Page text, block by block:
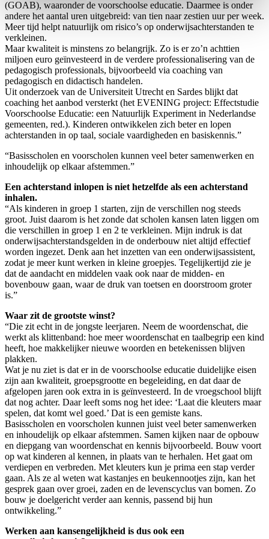
(GOAB), waaronder de voorschoolse educatie. Daarmee is onder
andere het aantal uren uitgebreid: van tien naar zestien uur per week.
Meer tijd helpt natuurlijk om risico’s op onderwijsachterstanden te
verkleinen.
Maar kwaliteit is minstens zo belangrijk. Zo is er zo’n achttien
miljoen euro geïnvesteerd in de verdere professionalisering van de
pedagogisch professionals, bijvoorbeeld via coaching van
pedagogisch en didactisch handelen.
Uit onderzoek van de Universiteit Utrecht en Sardes blijkt dat
coaching het aanbod versterkt (het EVENING project: Effectstudie
Voorschoolse Educatie: een Natuurlijk Experiment in Nederlandse
gemeenten, red.). Kinderen ontwikkelen zich beter en lopen
achterstanden in op taal, sociale vaardigheden en basiskennis.”
“Basisscholen en voorscholen kunnen veel beter samenwerken en
inhoudelijk op elkaar afstemmen.”
Een achterstand inlopen is niet hetzelfde als een achterstand
inhalen.
“Als kinderen in groep 1 starten, zijn de verschillen nog steeds
groot. Juist daarom is het zonde dat scholen kansen laten liggen om
die verschillen in groep 1 en 2 te verkleinen. Mijn indruk is dat
onderwijsachterstandsgelden in de onderbouw niet altijd effectief
worden ingezet. Denk aan het inzetten van een onderwijsassistent,
zodat je meer kunt werken in kleine groepjes. Tegelijkertijd zie je
dat de aandacht en middelen vaak ook naar de midden- en
bovenbouw gaan, waar de druk van toetsen en doorstroom groter
is.”
Waar zit de grootste winst?
“Die zit echt in de jongste leerjaren. Neem de woordenschat, die
werkt als klittenband: hoe meer woordenschat en taalbegrip een kind
heeft, hoe makkelijker nieuwe woorden en betekenissen blijven
plakken.
Wat je nu ziet is dat er in de voorschoolse educatie duidelijke eisen
zijn aan kwaliteit, groepsgrootte en begeleiding, en dat daar de
afgelopen jaren ook extra in is geïnvesteerd. In de vroegschool blijft
dat nog achter. Daar leeft soms nog het idee: ‘Laat die kleuters maar
spelen, dat komt wel goed.’ Dat is een gemiste kans.
Basisscholen en voorscholen kunnen juist veel beter samenwerken
en inhoudelijk op elkaar afstemmen. Samen kijken naar de opbouw
en diepgang van woordenschat en kennis bijvoorbeeld. Bouw voort
op wat kinderen al kennen, in plaats van te herhalen. Het gaat om
verdiepen en verbreden. Met kleuters kun je prima een stap verder
gaan. Als ze al weten wat kastanjes en beukennootjes zijn, kan het
gesprek gaan over groei, zaden en de levenscyclus van bomen. Zo
bouw je doelgericht verder aan kennis, passend bij hun
ontwikkeling.”
Werken aan kansengelijkheid is dus ook een